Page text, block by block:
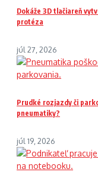
Dokáže 3D tlačiareň
protéza
júl 27, 2026
Prudké rozjazdy či
pneumatiky?
júl 19, 2026